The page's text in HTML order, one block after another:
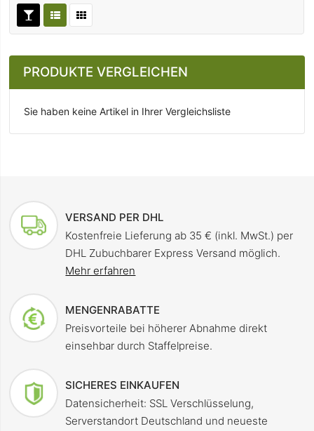
PRODUKTE VERGLEICHEN
Sie haben keine Artikel in Ihrer Vergleichsliste
VERSAND PER DHL
Kostenfreie Lieferung ab 35 € (inkl. MwSt.) per
DHL Zubuchbarer Express Versand möglich.
Mehr erfahren
MENGENRABATTE
Preisvorteile bei höherer Abnahme direkt
einsehbar durch Staffelpreise.
SICHERES EINKAUFEN
Datensicherheit: SSL Verschlüsselung,
Serverstandort Deutschland und neueste